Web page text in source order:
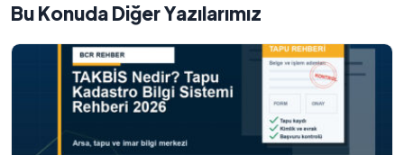
Bu Konuda Diğer Yazılarımız